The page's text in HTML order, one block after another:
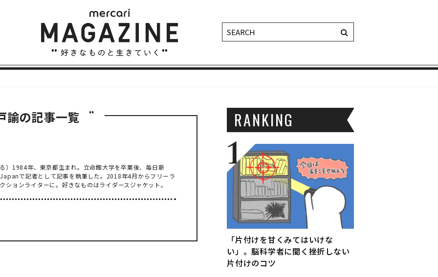
諭の記事一覧
）1984年、東京都生まれ。立命館大学を卒業後、毎日新
で記者として記事を執筆した。2018年4月からフリーラ
ションライターに。好きなものはライダースジャケット。
RANKING
「片付けを甘くみてはいけな
い」。脳科学者に聞く挫折しない
片付けのコツ